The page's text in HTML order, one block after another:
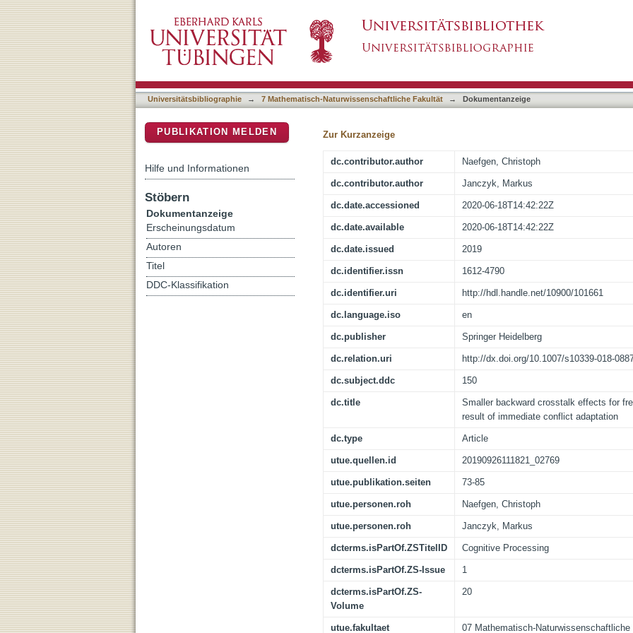
Smaller backward crosstalk effects for free choice tasks are not the
adaptation
Universitätsbibliographie → 7 Mathematisch-Naturwissenschaftliche Fakultät → Dokumentanzeige
Zur Kurzanzeige
dc.contributor.author Naefgen, Christoph
dc.contributor.author Janczyk, Markus
dc.date.accessioned 2020-06-18T14:42:22Z
dc.date.available 2020-06-18T14:42:22Z
dc.date.issued 2019
dc.identifier.issn 1612-4790
dc.identifier.uri http://hdl.handle.net/10900/101661
dc.language.iso en
dc.publisher Springer Heidelberg
dc.relation.uri http://dx.doi.org/10.1007/s10339-018-
dc.subject.ddc 150
dc.title
Smaller backward crosstalk effects for
result of immediate conflict adaptation
dc.type Article
utue.quellen.id 20190926111821_02769
utue.publikation.seiten 73-85
utue.personen.roh Naefgen, Christoph
utue.personen.roh Janczyk, Markus
dcterms.isPartOf.ZSTitelID Cognitive Processing
dcterms.isPartOf.ZS-Issue 1
dcterms.isPartOf.ZS-
Volume
20
utue.fakultaet 07 Mathematisch-Naturwissenschaftliche
PUBLIKATION MELDEN
Hilfe und Informationen
Stöbern
Dokumentanzeige
Erscheinungsdatum
Autoren
Titel
DDC-Klassifikation